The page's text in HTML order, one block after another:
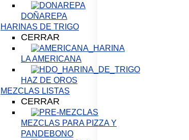
DOÑAREPA
HARINAS DE TRIGO
CERRAR
LA AMERICANA
HAZ DE OROS
MEZCLAS LISTAS
CERRAR
MEZCLAS PARA PIZZA Y
PANDEBONO